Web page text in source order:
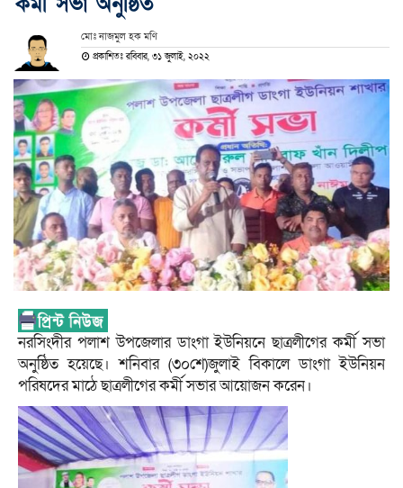
মোঃ নাজমুল হক মণি
প্রকাশিতঃ রবিবার, ৩১ জুলাই, ২০২২
নরসিংদীর পলাশ উপজেলার ডাংগা ইউনিয়নে ছাত্রলীগের কর্মী সভা
অনুষ্ঠিত হয়েছে। শনিবার (৩০শে)জুলাই বিকালে ডাংগা ইউনিয়ন
পরিষদের মাঠে ছাত্রলীগের কর্মী সভার আয়োজন করেন।